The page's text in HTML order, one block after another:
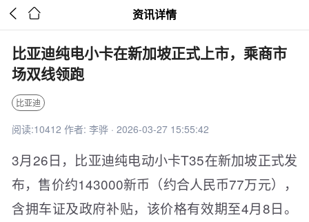
  资讯详情
比亚迪纯电小卡在新加坡正式上市，乘商市
场双线领跑
比亚迪
阅读:10412 作者: 李骅 · 2026-03-27 15:55:42
3月26日，比亚迪纯电动小卡T35在新加坡正式发
布，售价约143000新币（约合人民币77万元），
含拥车证及政府补贴，该价格有效期至4月8日。